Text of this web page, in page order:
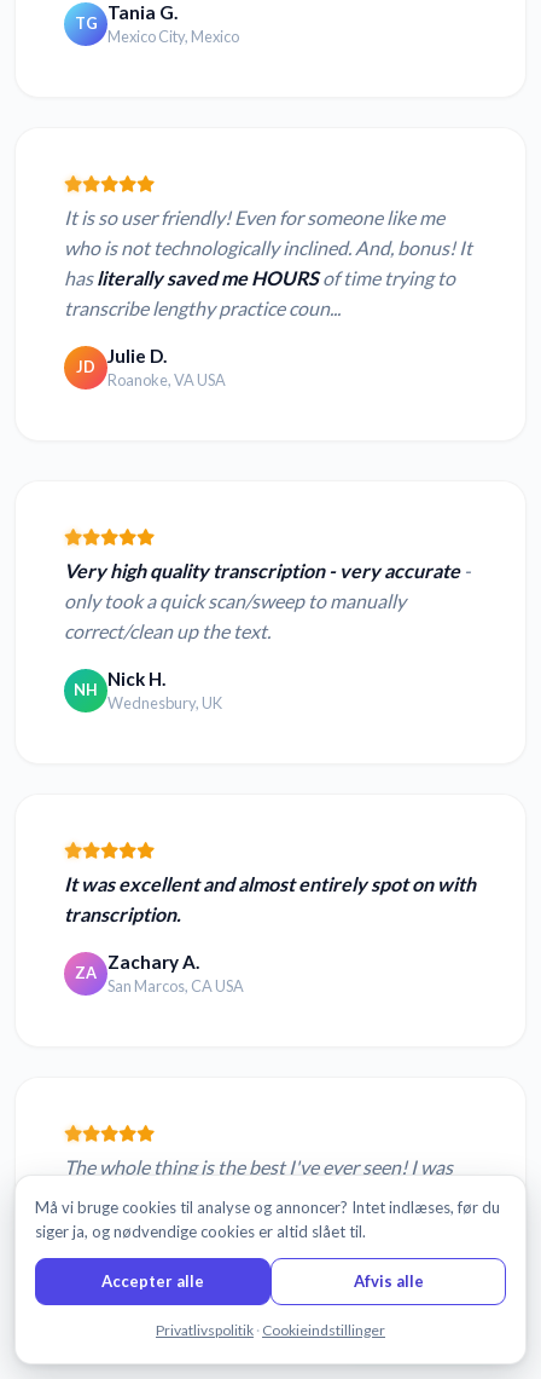
TG Tania G.
Mexico City, Mexico
It is so user friendly! Even for someone like me
who is not technologically inclined. And, bonus! It
hasliterally saved me HOURSof time trying to
transcribe lengthy practice coun...
JD Julie D.
Roanoke, VA USA
Very high quality transcription - very accurate-
only took a quick scan/sweep to manually
correct/clean up the text.
NH Nick H.
Wednesbury, UK
It was excellent and almost entirely spot on with
transcription.
ZA Zachary A.
San Marcos, CA USA
The whole thing is the best I've ever seen! I was
amazed at how well this worked
at transcribing
and translating!
Paloma V.
Må vi bruge cookies til analyse og annoncer? Intet indlæses, før du
siger ja, og nødvendige cookies er altid slået til.
Accepter alle Afvis alle
Privatlivspolitik · Cookieindstillinger